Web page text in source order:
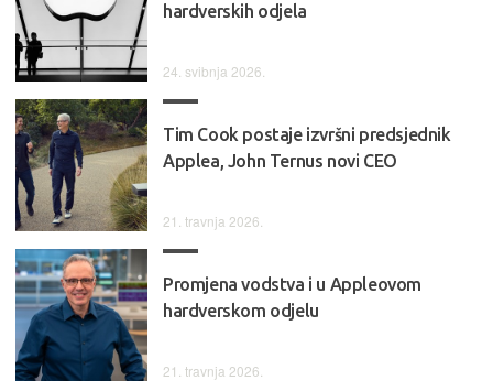
hardverskih odjela
24. svibnja 2026.
Tim Cook postaje izvršni predsjednik
Applea, John Ternus novi CEO
21. travnja 2026.
Promjena vodstva i u Appleovom
hardverskom odjelu
21. travnja 2026.